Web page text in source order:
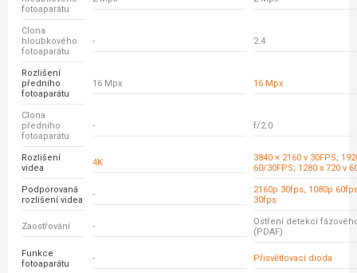
fotoaparátu
Clona
hloubkového
fotoaparátu
- 2.4
Rozlišení
předního
fotoaparátu
16 Mpx 16 Mpx
Clona
předního
fotoaparátu
- f/2.0
Rozlišení
videa
4K
3840 × 2160 v 30FPS;
60/30FPS; 1280 x 720 v
Podporovaná
rozlišení videa
-
2160p 30fps, 1080p
30fps
Zaostřování -
Ostření detekcí
(PDAF)
Funkce
fotoaparátu
- Přisvětlovací dioda